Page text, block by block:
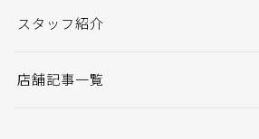
スタッフ紹介
店舗記事一覧